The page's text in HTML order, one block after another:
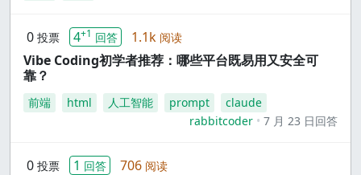
0 投票 4+1 回答 1.1k 阅读
Vibe Coding初学者推荐：哪些平台既易用又安全可
靠？
前端 html 人工智能 prompt
claude
rabbitcoder
7 月 23 日回答
0 投票 1 回答 706 阅读